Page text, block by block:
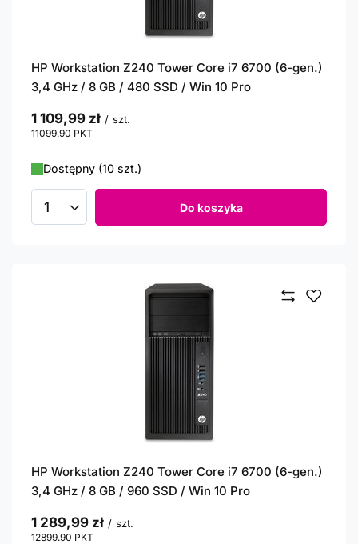
HP Workstation Z240 Tower Core i7 6700 (6-gen.)
3,4 GHz / 8 GB / 480 SSD / Win 10 Pro
1 109,99 zł / szt.
11099.90 PKT
Dostępny (10 szt.)
Ilość produktów Do koszyka
HP Workstation Z240 Tower Core i7 6700 (6-gen.)
3,4 GHz / 8 GB / 960 SSD / Win 10 Pro
1 289,99 zł / szt.
12899.90 PKT